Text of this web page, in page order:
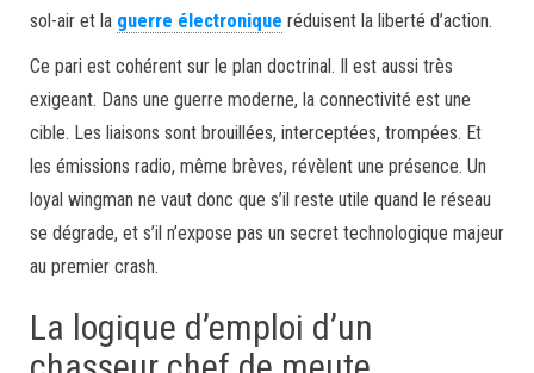
sol-air et la guerre électronique réduisent la liberté d’action.
Ce pari est cohérent sur le plan doctrinal. Il est aussi très
exigeant. Dans une guerre moderne, la connectivité est une
cible. Les liaisons sont brouillées, interceptées, trompées. Et
les émissions radio, même brèves, révèlent une présence. Un
loyal wingman ne vaut donc que s’il reste utile quand le réseau
se dégrade, et s’il n’expose pas un secret technologique majeur
au premier crash.
La logique d’emploi d’un